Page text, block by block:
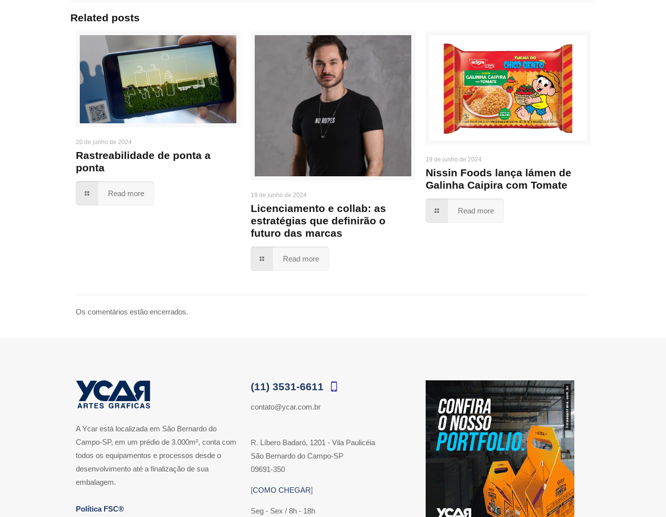
Related posts
20 de junho de 2024
Rastreabilidade de ponta a
ponta
Read more 19 de junho de 2024
Licenciamento e collab: as
estratégias que definirão o
futuro das marcas
Read more
19 de junho de 2024
Nissin Foods lança lámen de
Galinha Caipira com Tomate
Read more
Os comentários estão encerrados.
A Ycar está localizada em São Bernardo do
Campo-SP, em um prédio de 3.000m², conta com
todos os equipamentos e processos desde o
desenvolvimento até a finalização de sua
embalagem.
Política FSC®
(11) 3531-6611
contato@ycar.com.br
R. Líbero Badaró, 1201 - Vila Paulicéia
São Bernardo do Campo-SP
09691-350
[COMO CHEGAR]
Seg - Sex / 8h - 18h